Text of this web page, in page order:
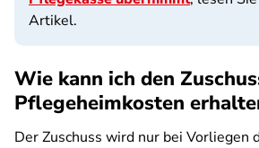
Artikel.
Wie kann ich den
Pflegeheimkosten
Der Zuschuss wird nur bei Vorliegen